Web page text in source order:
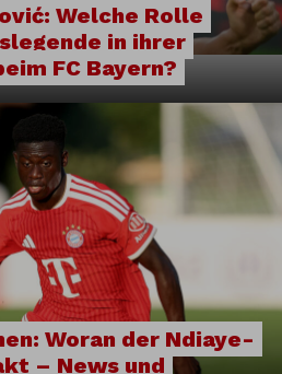
Welche Rolle
in ihrer
FC Bayern?
Woran der Ndiaye-
– News und